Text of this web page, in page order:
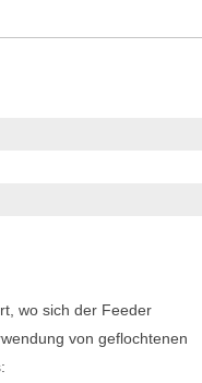
wo sich der Feeder
von geflochtenen